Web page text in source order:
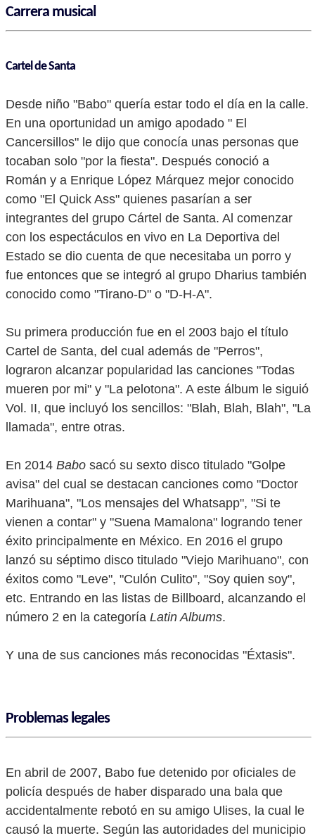
Carrera musical
Cartel de Santa
Desde niño "Babo" quería estar todo el día en la calle.
En una oportunidad un amigo apodado " El
Cancersillos" le dijo que conocía unas personas que
tocaban solo "por la fiesta". Después conoció a
Román y a Enrique López Márquez mejor conocido
como "El Quick Ass" quienes pasarían a ser
integrantes del grupo Cártel de Santa. Al comenzar
con los espectáculos en vivo en La Deportiva del
Estado se dio cuenta de que necesitaba un porro y
fue entonces que se integró al grupo Dharius también
conocido como "Tirano-D" o "D-H-A".
Su primera producción fue en el 2003 bajo el título
Cartel de Santa, del cual además de "Perros",
lograron alcanzar popularidad las canciones "Todas
mueren por mi" y "La pelotona". A este álbum le siguió
Vol. II, que incluyó los sencillos: "Blah, Blah, Blah", "La
llamada", entre otras.
En 2014 Babo sacó su sexto disco titulado "Golpe
avisa" del cual se destacan canciones como "Doctor
Marihuana", "Los mensajes del Whatsapp", "Si te
vienen a contar" y "Suena Mamalona" logrando tener
éxito principalmente en México. En 2016 el grupo
lanzó su séptimo disco titulado "Viejo Marihuano", con
éxitos como "Leve", "Culón Culito", "Soy quien soy",
etc. Entrando en las listas de Billboard, alcanzando el
número 2 en la categoría Latin Albums.
Y una de sus canciones más reconocidas "Éxtasis".
Problemas legales
En abril de 2007, Babo fue detenido por oficiales de
policía después de haber disparado una bala que
accidentalmente rebotó en su amigo Ulises, la cual le
causó la muerte. Según las autoridades del municipio